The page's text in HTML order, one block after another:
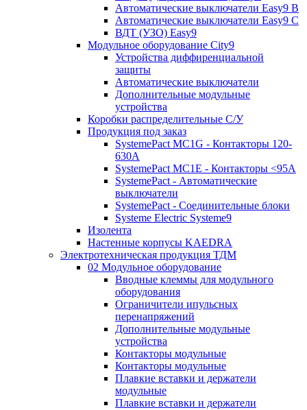
Автоматические выключатели Easy9 В
Автоматические выключатели Easy9 С
ВДТ (УЗО) Easy9
Модульное оборудование City9
Устройства диффиренциальной
защиты
Автоматические выключатели
Дополнительные модульные
устройства
Коробки распределительные C/У
Продукция под заказ
SystemePact MC1G - Контакторы 120-
630A
SystemePact MC1E - Контакторы <95A
SystemePact - Автоматические
выключатели
SystemePact - Соединительные блоки
Systeme Electric Systeme9
Изолента
Настенные корпусы KAEDRA
Электротехническая продукция ТДМ
02 Модульное оборудование
Вводные клеммы для модульного
оборудования
Ограничители ипульсных
перенапряжений
Дополнительные модульные
устройства
Контакторы модульные
Контакторы модульные
Плавкие вставки и держатели
модульные
Плавкие вставки и держатели